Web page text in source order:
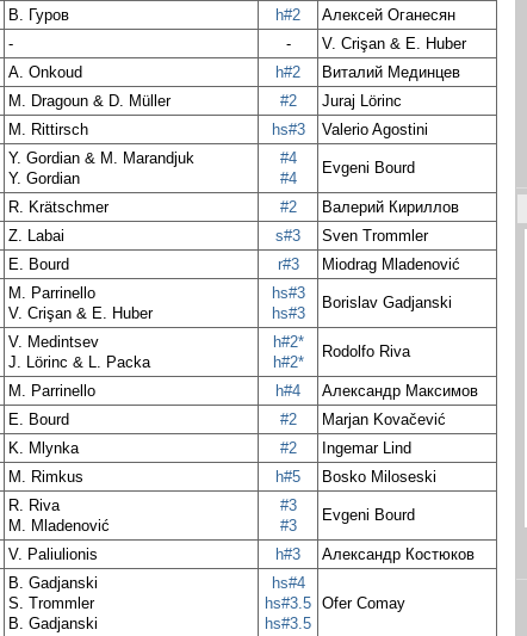
В. Гуров h#2
Алексей Оганесян
- -
V. Crişan & E. Huber
A. Onkoud h#2
Виталий Мединцев
M. Dragoun & D. Müller #2
Juraj Lörinc
M. Rittirsch hs#3 Valerio Agostini
Y. Gordian & M. Marandjuk
Y. Gordian
#4
#4
Evgeni Bourd
R. Krätschmer #2
Валерий Кириллов
Z. Labai s#3
Sven Trommler
E. Bourd r#3 Miodrag Mladenović
M. Parrinello
V. Crişan & E. Huber
hs#3
hs#3
Borislav Gadjanski
V. Medintsev
J. Lörinc & L. Packa
h#2*
h#2*
Rodolfo Riva
M. Parrinello h#4
Александр Максимов
E. Bourd #2
Marjan Kovačević
K. Mlynka #2
Ingemar Lind
M. Rimkus h#5 Bosko Miloseski
R. Riva
M. Mladenović
#3
#3
Evgeni Bourd
V. Paliulionis h#3 Александр Костюков
B. Gadjanski
S. Trommler
B. Gadjanski
hs#4
hs#3.5
hs#3.5
Ofer Comay